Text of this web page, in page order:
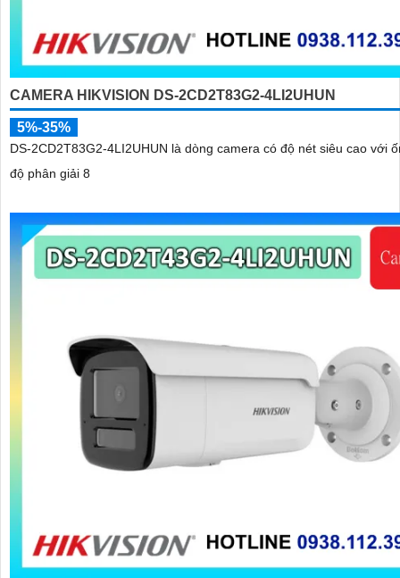
CAMERA HIKVISION DS-2CD2T83G2-4LI2UHUN
5%-35%
DS-2CD2T83G2-4LI2UHUN là dòng camera có độ nét siêu cao với
độ phân giải 8